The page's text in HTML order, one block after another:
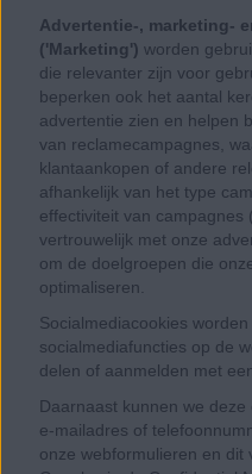
Advertentie-, marketing-
('Marketing') worden
die relevanter zijn voor
beperken ook het aantal
advertentie zien en helpen
van reclamecampagnes,
klantaankopen of andere
afhankelijk van het type
effectiviteit van campagnes
vertrouwelijk met onze
om de doelgroepen die
optimaliseren.
Socialmediacookies
socialmediafuncties op de
delen of aanmelden met
Daarnaast kunnen we
e-mailadres of
onze webformulieren en dit